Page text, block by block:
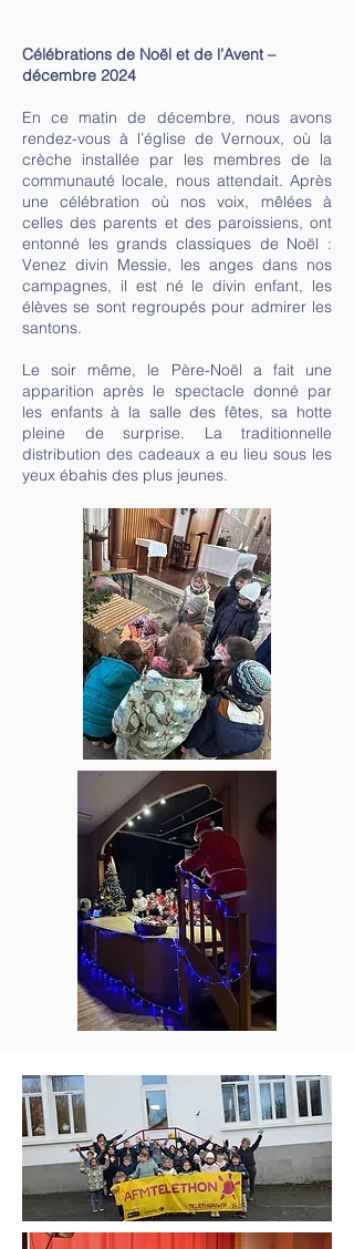
Célébrations de Noël et de l’Avent –
décembre 2024
En ce matin de décembre, nous avons
rendez-vous à l’église de Vernoux, où la
crèche installée par les membres de la
communauté locale, nous attendait. Après
une célébration où nos voix, mêlées à
celles des parents et des paroissiens, ont
entonné les grands classiques de Noël :
Venez divin Messie, les anges dans nos
campagnes, il est né le divin enfant, les
élèves se sont regroupés pour admirer les
santons.
Le soir même, le Père-Noël a fait une
apparition après le spectacle donné par
les enfants à la salle des fêtes, sa hotte
pleine de surprise. La traditionnelle
distribution des cadeaux a eu lieu sous les
yeux ébahis des plus jeunes.